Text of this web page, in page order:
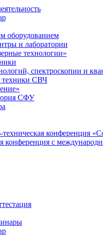
оборудованием
и лаборатории
технологии»
спектроскопии и
техники СВЧ
СФУ
техническая конференция
конференция с